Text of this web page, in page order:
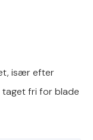
især efter
taget fri for blade